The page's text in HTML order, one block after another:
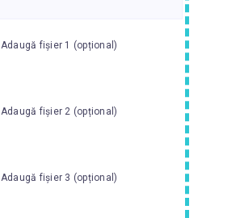
Adaugă fișier 1 (opțional)
Adaugă fișier 2 (opțional)
Adaugă fișier 3 (opțional)